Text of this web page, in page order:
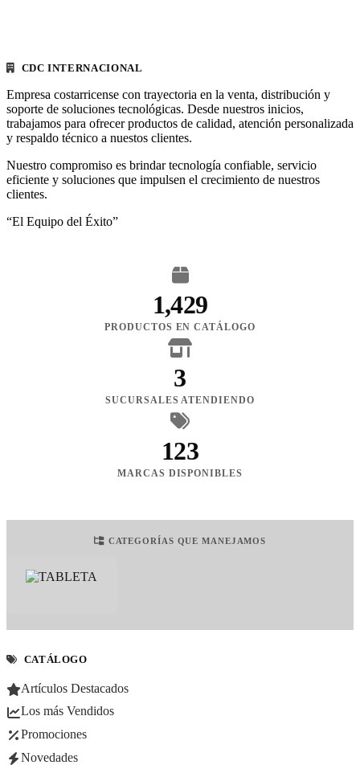
CDC INTERNACIONAL
Empresa costarricense con trayectoria en la venta, distribución y
soporte de soluciones tecnológicas. Desde nuestros inicios,
trabajamos para ofrecer productos de calidad, atención personalizada
y respaldo técnico a nuestos clientes.
Nuestro compromiso es brindar tecnología confiable, servicio
eficiente y soluciones que impulsen el crecimiento de nuestros
clientes.
“El Equipo del Éxito”
1,429
PRODUCTOS EN CATÁLOGO
3
SUCURSALES ATENDIENDO
123
MARCAS DISPONIBLES
CATEGORÍAS QUE MANEJAMOS
CATÁLOGO
Artículos Destacados
Los más Vendidos
Promociones
Novedades